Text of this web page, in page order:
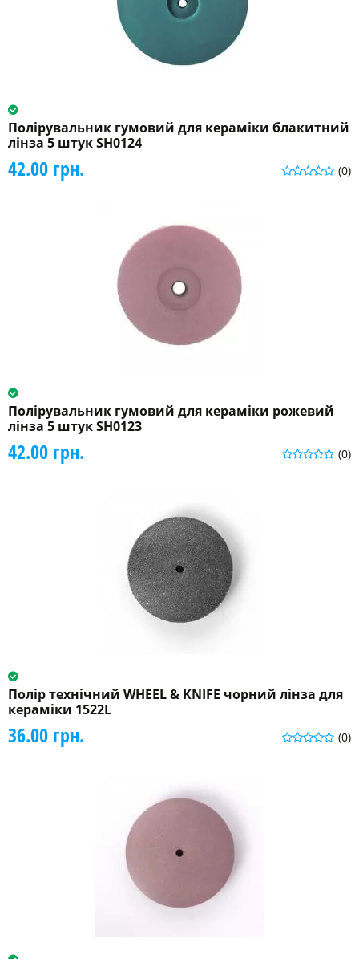
Полірувальник гумовий для кераміки блакитний
лінза 5 штук SH0124
(0)
42.00 грн.
Полірувальник гумовий для кераміки рожевий
лінза 5 штук SH0123
(0)
42.00 грн.
Полір технічний WHEEL & KNIFE чорний лінза для
кераміки 1522L
(0)
36.00 грн.